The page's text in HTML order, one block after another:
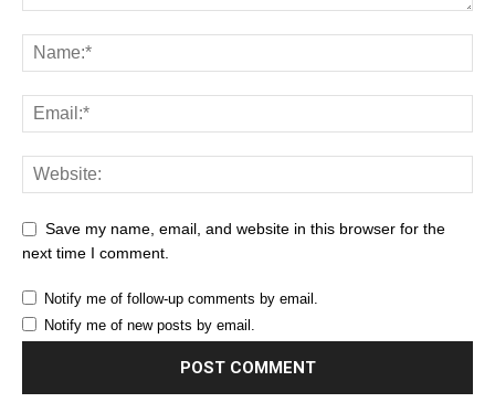
Save my name, email, and website in this browser for the
next time I comment.
Notify me of follow-up comments by email.
Notify me of new posts by email.